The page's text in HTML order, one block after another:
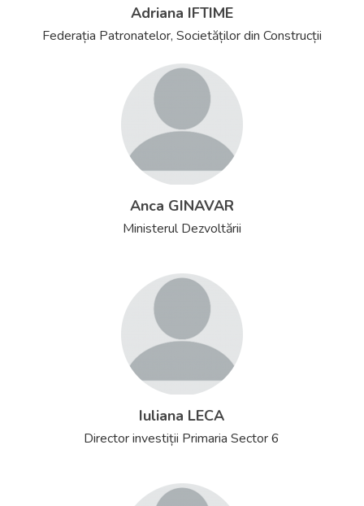
Adriana IFTIME
Federația Patronatelor, Societăților din Construcții
Anca GINAVAR
Ministerul Dezvoltării
Iuliana LECA
Director investiții Primaria Sector 6